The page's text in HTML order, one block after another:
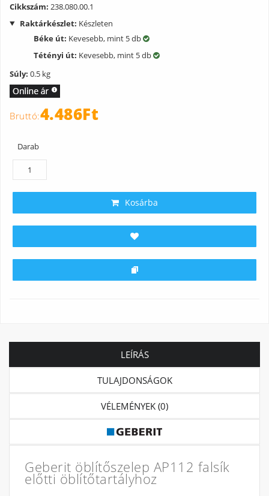
Cikkszám: 238.080.00.1
Raktárkészlet: Készleten
Béke út: Kevesebb, mint 5 db
Tétényi út: Kevesebb, mint 5 db
Súly: 0.5 kg
4.486Ft
Darab
Kosárba
LEÍRÁS
TULAJDONSÁGOK
VÉLEMÉNYEK (0)
Geberit öblítőszelep AP112 falsík
előtti öblítőtartályhoz